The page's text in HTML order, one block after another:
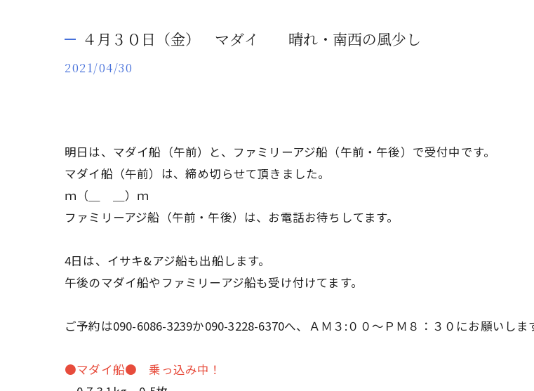
４月３０日（金） マダイ 晴れ・南西の風少し
2021/04/30
明日は、マダイ船（午前）と、ファミリーアジ船（午前・午後）で受付中です。
マダイ船（午前）は、締め切らせて頂きました。
ｍ（＿ ＿）ｍ
ファミリーアジ船（午前・午後）は、お電話お待ちしてます。
4日は、イサキ&アジ船も出船します。
午後のマダイ船やファミリーアジ船も受け付けてます。
ご予約は090-6086-3239か090-3228-6370へ、ＡＭ３:００～ＰＭ８：３０にお願いしま
●マダイ船● 乗っ込み中！